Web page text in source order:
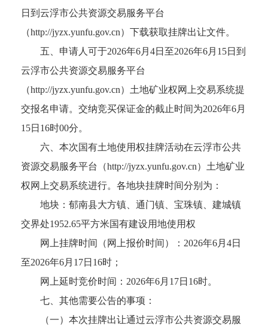
日到云浮市公共资源交易服务平台
（http://jyzx.yunfu.gov.cn）下载获取挂牌出让文件。
五、申请人可于2026年6月4日至2026年6月15日到
云浮市公共资源交易服务平台
（http://jyzx.yunfu.gov.cn）土地矿业权网上交易系统提
交报名申请。交纳竞买保证金的截止时间为2026年6月
15日16时00分。
六、本次国有土地使用权挂牌活动在云浮市公共
资源交易服务平台（http://jyzx.yunfu.gov.cn）土地矿业
权网上交易系统进行。各地块挂牌时间分别为：
地块：郁南县大方镇、通门镇、宝珠镇、建城镇
交界处1952.65平方米国有建设用地使用权
网上挂牌时间（网上报价时间）：2026年6月4日
至2026年6月17日16时；
网上延时竞价时间：2026年6月17日16时。
七、其他需要公告的事项：
（一）本次挂牌出让通过云浮市公共资源交易服